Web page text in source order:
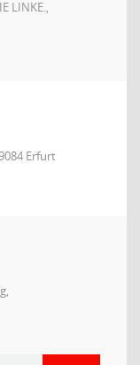
LINKE.,
Erfurt